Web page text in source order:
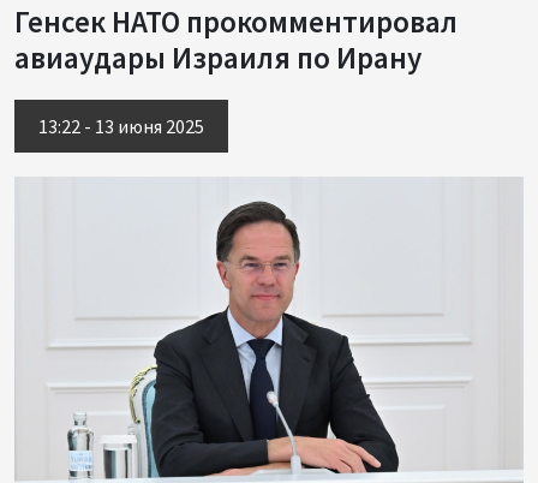
Генсек НАТО прокомментировал
авиаудары Израиля по Ирану
13:22 - 13 июня 2025